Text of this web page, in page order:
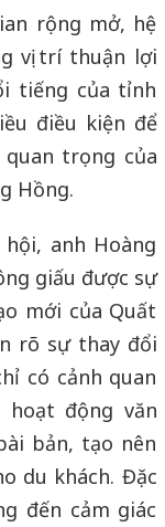
rộng mở, hệ
vị trí thuận lợi
tiếng của tỉnh
điều kiện để
trọng của
Hồng.
anh Hoàng
giấu được sự
mới của Quất
rõ sự thay đổi
có cảnh quan
hoạt động văn
bản, tạo nên
du khách. Đặc
đến cảm giác